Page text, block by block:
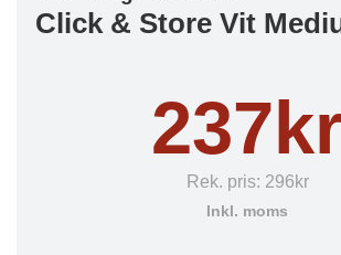
Click & Store Vit
237kr
Rek. pris: 296kr
Inkl. moms